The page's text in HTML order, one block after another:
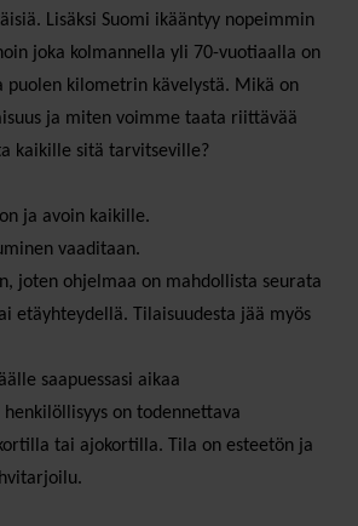
Lisäksi Suomi ikääntyy nopeimmin
joka kolmannella yli 70-vuotiaalla on
puolen kilometrin kävelystä. Mikä on
ja miten voimme taata riittävää
kaikille sitä tarvitseville?
ja avoin kaikille.
vaaditaan.
joten ohjelmaa on mahdollista seurata
etäyhteydellä. Tilaisuudesta jää myös
saapuessasi aikaa
on todennettava
tai ajokortilla. Tila on esteetön ja